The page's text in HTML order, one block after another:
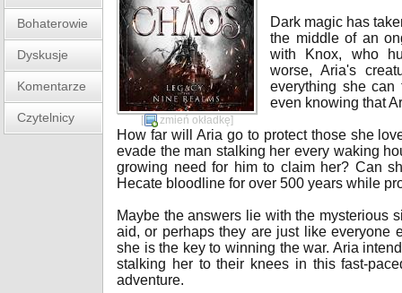
Bohaterowie
Dyskusje
Komentarze
Czytelnicy [ zmień okładkę]
Dark magic has
the middle of an
with Knox, who
worse, Aria's
everything she
even knowing that
How far will Aria go to protect those she
evade the man stalking her every waking
growing need for him to claim her? Can
Hecate bloodline for over 500 years while
Maybe the answers lie with the mysterious
aid, or perhaps they are just like everyone
she is the key to winning the war. Aria
stalking her to their knees in this fast-
adventure.